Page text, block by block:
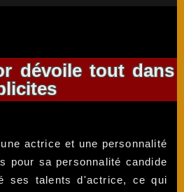
dévoile tout dans
actrice et une personnalité
pour sa personnalité candide
ses talents d'actrice, ce qui